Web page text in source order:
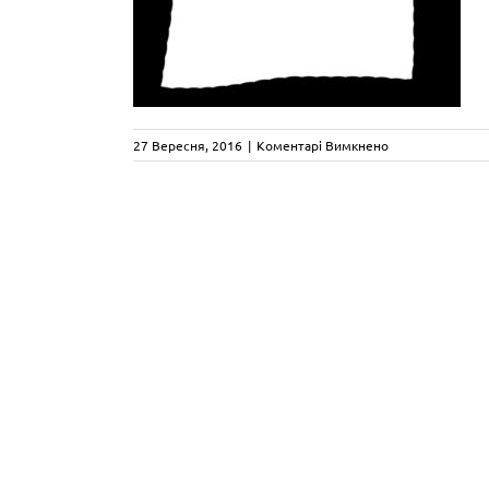
27 Вересня, 2016 | Коментарі Вимкненодо
horizontal